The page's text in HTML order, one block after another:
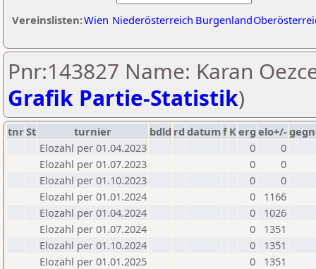
Vereinslisten:Wien Niederösterreich Burgenland
Pnr:143827 Name: Karan
Grafik Partie-Statistik)
tnrSt turnier bdld rd datumf Kerg elo+/-
Elozahl per 01.04.2023
0
0
Elozahl per 01.07.2023
0
0
Elozahl per 01.10.2023
0
0
Elozahl per 01.01.2024
0
1166
Elozahl per 01.04.2024
0
1026
Elozahl per 01.07.2024
0
1351
Elozahl per 01.10.2024
0
1351
Elozahl per 01.01.2025
0
1351